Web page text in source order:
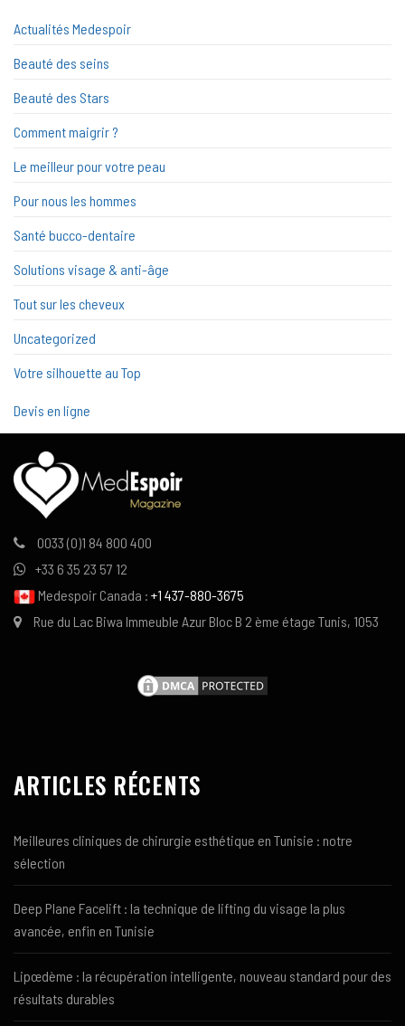
Actualités Medespoir
Beauté des seins
Beauté des Stars
Comment maigrir ?
Le meilleur pour votre peau
Pour nous les hommes
Santé bucco-dentaire
Solutions visage & anti-âge
Tout sur les cheveux
Uncategorized
Votre silhouette au Top
Devis en ligne
0033 (0)1 84 800 400
+33 6 35 23 57 12
Medespoir Canada : +1 437-880-3675
Rue du Lac Biwa Immeuble Azur Bloc B 2 ème étage Tunis, 1053
ARTICLES RÉCENTS
Meilleures cliniques de chirurgie esthétique en Tunisie : notre
sélection
Deep Plane Facelift : la technique de lifting du visage la plus
avancée, enfin en Tunisie
Lipœdème : la récupération intelligente, nouveau standard pour des
résultats durables